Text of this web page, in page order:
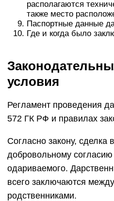
располагаются
также место
Паспортные данные
Где и когда было
условия
Регламент проведения
572 ГК РФ и правилах
Согласно закону, сделка
добровольному
одариваемого.
всего заключаются
родственниками.